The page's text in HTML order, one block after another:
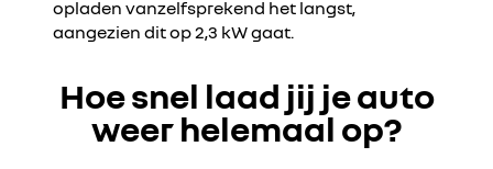
opladen vanzelfsprekend het langst,
aangezien dit op 2,3 kW gaat.
Hoe snel laad jij je auto
weer helemaal op?